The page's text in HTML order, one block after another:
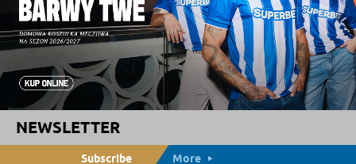
NEWSLETTER
Subscribe More